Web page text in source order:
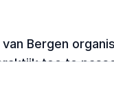
Bergen
toe te